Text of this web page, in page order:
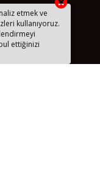
etmek ve
kullanıyoruz.
ettiğinizi